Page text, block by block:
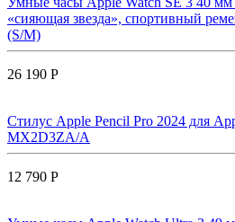
«сияющая звезда», спортивный
(S/M)
26 190 Р
Стилус Apple Pencil Pro 2024 для
MX2D3ZA/A
12 790 Р